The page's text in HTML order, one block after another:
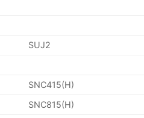
SUJ2
SNC415(H)
SNC815(H)